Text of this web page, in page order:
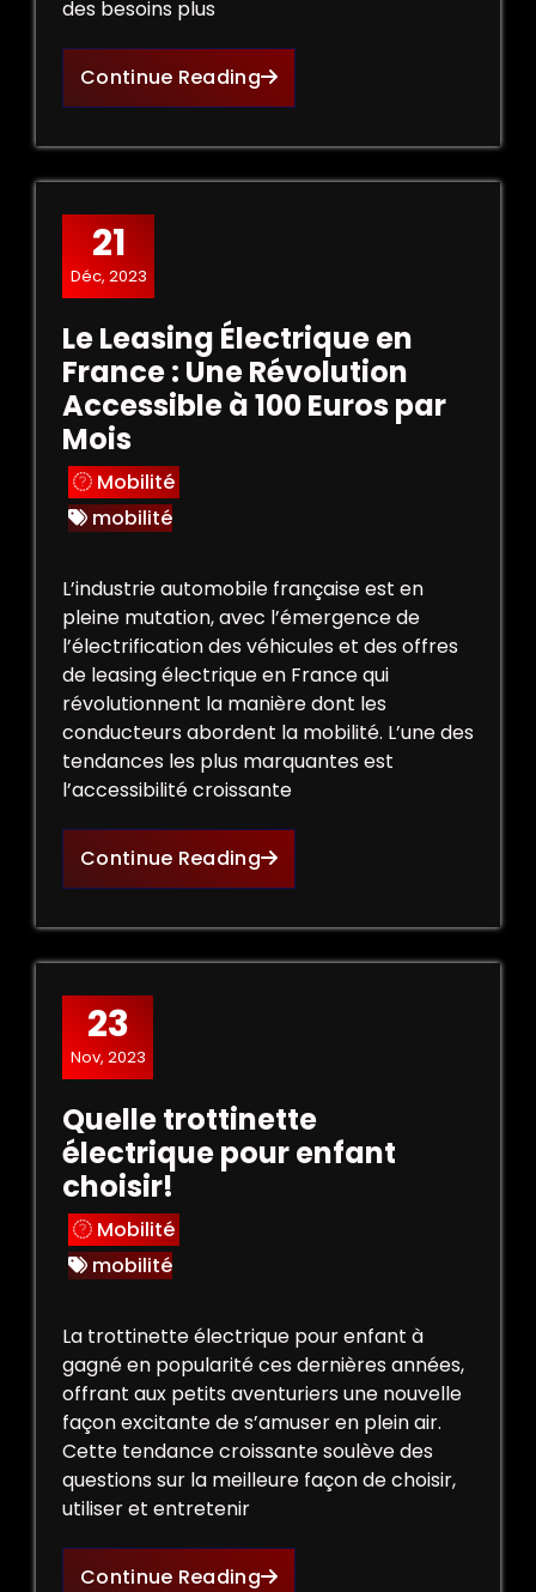
des besoins plus
Continue Reading
21
Déc, 2023
Le Leasing Électrique en
France : Une Révolution
Accessible à 100 Euros par
Mois
Mobilité
mobilité
L’industrie automobile française est en
pleine mutation, avec l’émergence de
l’électrification des véhicules et des offres
de leasing électrique en France qui
révolutionnent la manière dont les
conducteurs abordent la mobilité. L’une des
tendances les plus marquantes est
l’accessibilité croissante
Continue Reading
23
Nov, 2023
Quelle trottinette
électrique pour enfant
choisir!
Mobilité
mobilité
La trottinette électrique pour enfant à
gagné en popularité ces dernières années,
offrant aux petits aventuriers une nouvelle
façon excitante de s’amuser en plein air.
Cette tendance croissante soulève des
questions sur la meilleure façon de choisir,
utiliser et entretenir
Continue Reading